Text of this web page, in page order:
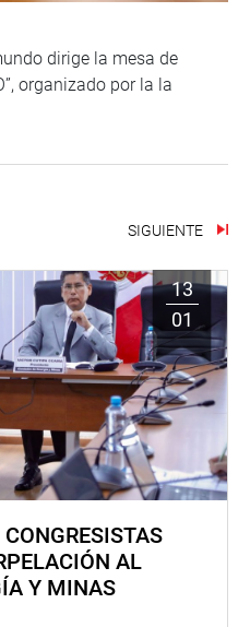
dirige la mesa de
organizado por la la
SIGUIENTE
13
01
AL
Y MINAS